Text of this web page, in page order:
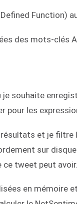
Function)
des mots-clés
souhaite
pour les
et je filtre
sur
tweet peut
en mémoire